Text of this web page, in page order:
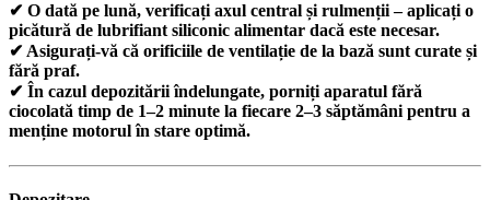
✔ O dată pe lună, verificați axul central și rulmenții – aplicați o
picătură de lubrifiant siliconic alimentar dacă este necesar.
✔ Asigurați-vă că orificiile de ventilație de la bază sunt curate și
fără praf.
✔ În cazul depozitării îndelungate, porniți aparatul fără
ciocolată timp de 1–2 minute la fiecare 2–3 săptămâni pentru a
menține motorul în stare optimă.